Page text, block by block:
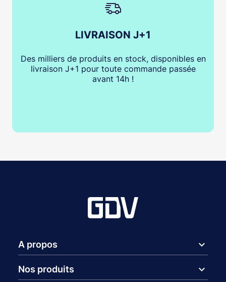
LIVRAISON J+1
Des milliers de produits en stock, disponibles en
livraison J+1 pour toute commande passée
avant 14h !
A propos expand_more
Nos produits expand_more